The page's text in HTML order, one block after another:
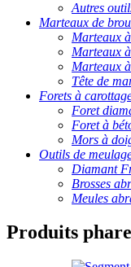
Autres
Marteaux de
Marteaux
Marteaux
Marteaux
Tête de
Forets à
Foret
Foret à
Mors à
Outils de
Diamant
Brosses
Meules
Produits